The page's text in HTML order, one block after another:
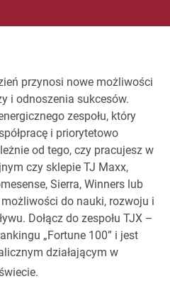
przynosi nowe możliwości
i odnoszenia sukcesów.
zespołu, który
i priorytetowo
od tego, czy pracujesz w
czy sklepie TJ Maxx,
Sierra, Winners lub
do nauki, rozwoju i
Dołącz do zespołu TJX –
„Fortune 100” i jest
działającym w